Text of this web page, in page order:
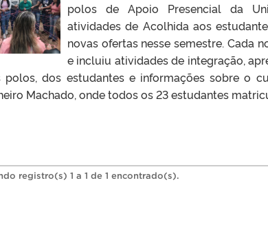
polos de Apoio Presencial da
atividades de Acolhida aos
novas ofertas nesse semestre. Cada
e incluiu atividades de integração,
polos, dos estudantes e informações sobre o
Machado, onde todos os 23 estudantes
registro(s) 1 a 1 de 1 encontrado(s).